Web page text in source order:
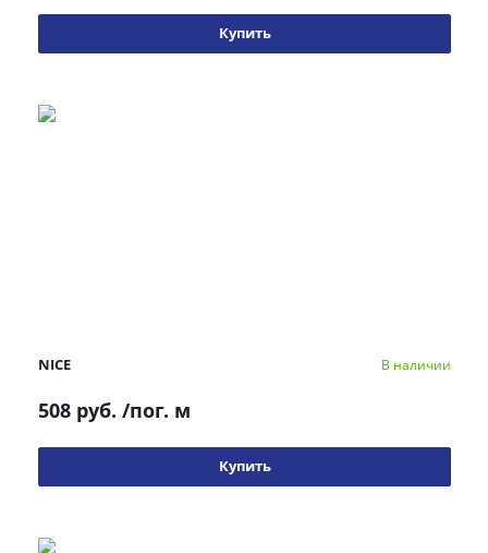
Купить
NICE В наличии
508 руб. /пог. м
Купить